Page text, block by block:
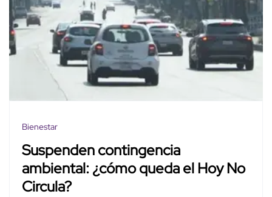
Bienestar
Suspenden contingencia
ambiental: ¿cómo queda el Hoy No
Circula?